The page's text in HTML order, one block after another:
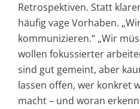
Retrospektiven. Statt
häufig vage Vorhaben.
kommunizieren.“ „Wir
wollen fokussierter
sind gut gemeint, aber
lassen offen, wer konkret
macht – und woran